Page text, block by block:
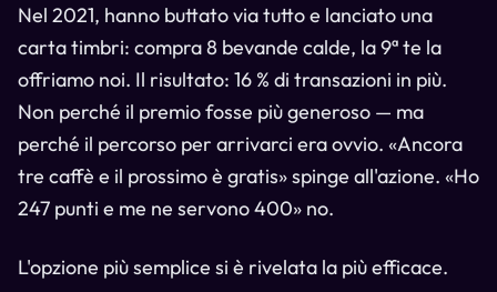
Nel 2021, hanno buttato via tutto e lanciato una
carta timbri: compra 8 bevande calde, la 9ª te la
offriamo noi. Il risultato: 16 % di transazioni in più.
Non perché il premio fosse più generoso — ma
perché il percorso per arrivarci era ovvio. «Ancora
tre caffè e il prossimo è gratis» spinge all'azione. «Ho
247 punti e me ne servono 400» no.
L'opzione più semplice si è rivelata la più efficace.